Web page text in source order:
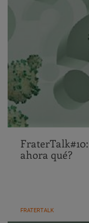
ahora qué?
FRATERTALK